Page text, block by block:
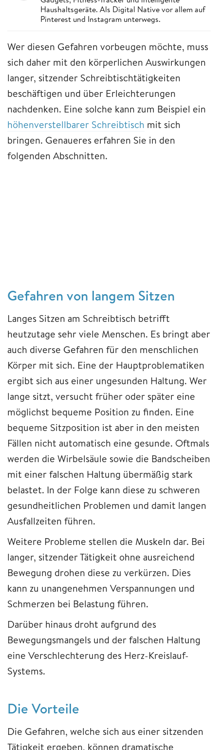
Haushaltsgeräte. Als Digital Native vor allem auf
Pinterest und Instagram unterwegs.
Wer diesen Gefahren vorbeugen möchte, muss
sich daher mit den körperlichen Auswirkungen
langer, sitzender Schreibtischtätigkeiten
beschäftigen und über Erleichterungen
nachdenken. Eine solche kann zum Beispiel ein
höhenverstellbarer Schreibtisch mit sich
bringen. Genaueres erfahren Sie in den
folgenden Abschnitten.
Gefahren von langem Sitzen
Langes Sitzen am Schreibtisch betrifft
heutzutage sehr viele Menschen. Es bringt aber
auch diverse Gefahren für den menschlichen
Körper mit sich. Eine der Hauptproblematiken
ergibt sich aus einer ungesunden Haltung. Wer
lange sitzt, versucht früher oder später eine
möglichst bequeme Position zu finden. Eine
bequeme Sitzposition ist aber in den meisten
Fällen nicht automatisch eine gesunde. Oftmals
werden die Wirbelsäule sowie die Bandscheiben
mit einer falschen Haltung übermäßig stark
belastet. In der Folge kann diese zu schweren
gesundheitlichen Problemen und damit langen
Ausfallzeiten führen.
Weitere Probleme stellen die Muskeln dar. Bei
langer, sitzender Tätigkeit ohne ausreichend
Bewegung drohen diese zu verkürzen. Dies
kann zu unangenehmen Verspannungen und
Schmerzen bei Belastung führen.
Darüber hinaus droht aufgrund des
Bewegungsmangels und der falschen Haltung
eine Verschlechterung des Herz-Kreislauf-
Systems.
Die Vorteile
Die Gefahren, welche sich aus einer sitzenden
Tätigkeit ergeben, können dramatische